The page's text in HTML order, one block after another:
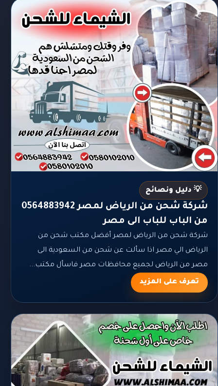
💡 دليل ونصائح
شركة شحن من الرياض لمصر 0564883942
من الباب للباب الى مصر
شركة شحن من الرياض لمصر أفضل مكتب شحن من
الرياض الي مصر اذا سألت عن شحن من السعودية الى
مصر من الرياض لجميع محافظات مصر فاسأل مكتب...
تعرف على المزيد